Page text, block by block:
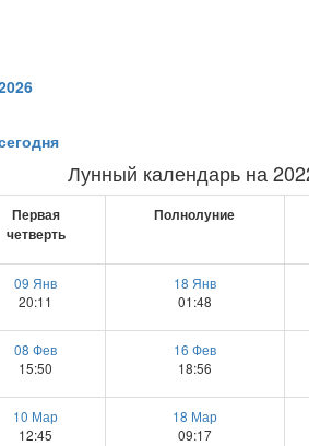
Лунный календарь на
Первая
четверть
Полнолуние
09 Янв
20:11
18 Янв
01:48
08 Фев
15:50
16 Фев
18:56
10 Мар
12:45
18 Мар
09:17